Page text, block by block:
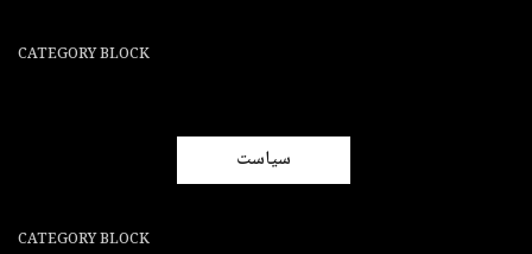
CATEGORY BLOCK
سیاست
CATEGORY BLOCK